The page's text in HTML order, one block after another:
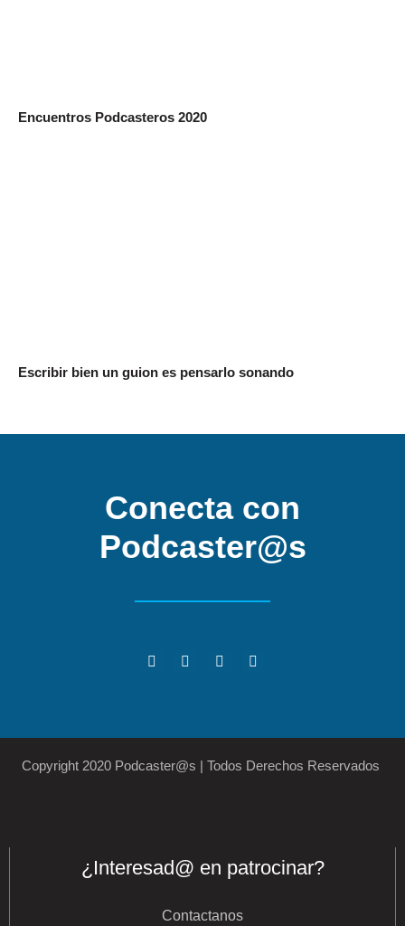
Encuentros Podcasteros 2020
Escribir bien un guion es pensarlo sonando
Conecta con
Podcaster@s
Copyright 2020 Podcaster@s | Todos Derechos Reservados
¿Interesad@ en patrocinar?
Contactanos